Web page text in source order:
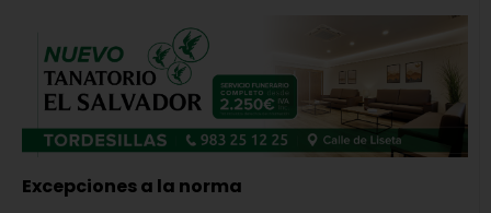
Excepciones a la norma